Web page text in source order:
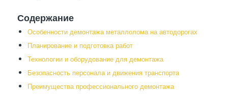
Содержание
Особенности демонтажа металлолома на автодорогах
Планирование и подготовка работ
Технологии и оборудование для демонтажа
Безопасность персонала и движения транспорта
Преимущества профессионального демонтажа